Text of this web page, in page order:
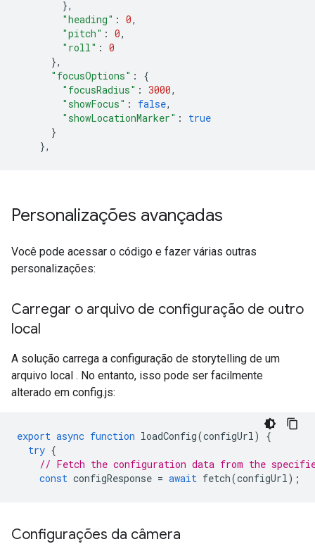
},
"heading" : 0,
"pitch" : 0,
"roll" : 0
},
"focusOptions" :
{
"focusRadius" : 3000,
"showFocus" : false,
"showLocationMarker" :
true
}
},
Personalizações avançadas
Você pode acessar o código e fazer várias outras
personalizações:
Carregar o arquivo de configuração de outro
local
A solução carrega a configuração de storytelling de um
arquivo local . No entanto, isso pode ser facilmente
alterado em config.js:
export async function loadConfig(configUrl)
{
try {
// Fetch the configuration data from the
const configResponse = await fetch(configUrl);
Configurações da câmera